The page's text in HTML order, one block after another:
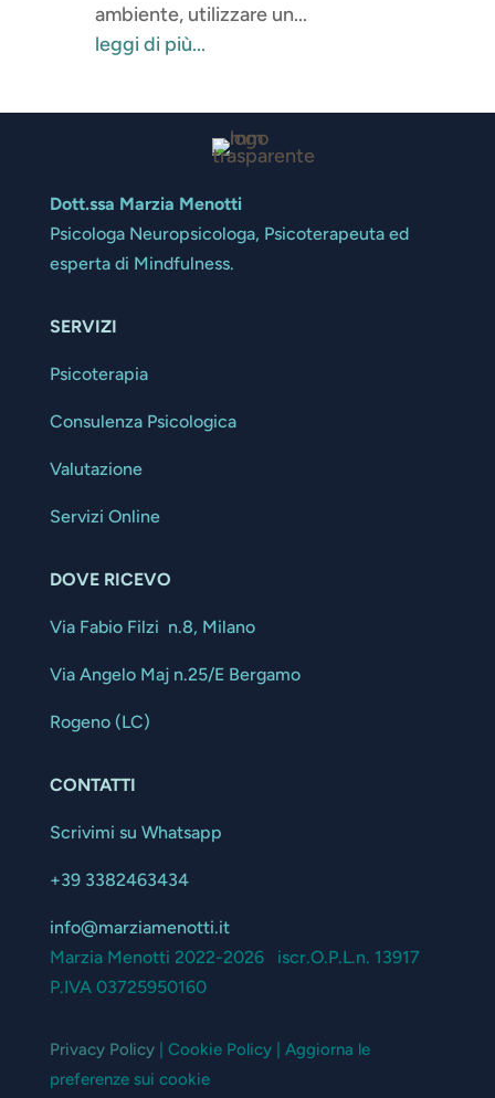
ambiente, utilizzare un...
leggi di più...
Dott.ssa Marzia Menotti
Psicologa Neuropsicologa, Psicoterapeuta ed
esperta di Mindfulness.
SERVIZI
Psicoterapia
Consulenza Psicologica
Valutazione
Servizi Online
DOVE RICEVO
Via Fabio Filzi n.8, Milano
Via Angelo Maj n.25/E Bergamo
Rogeno (LC)
CONTATTI
Scrivimi su Whatsapp
+39 3382463434
info@marziamenotti.it
Marzia Menotti 2022-2026 iscr.O.P.L.n. 13917
P.IVA 03725950160
Privacy Policy| Cookie Policy | Aggiorna le
preferenze sui cookie